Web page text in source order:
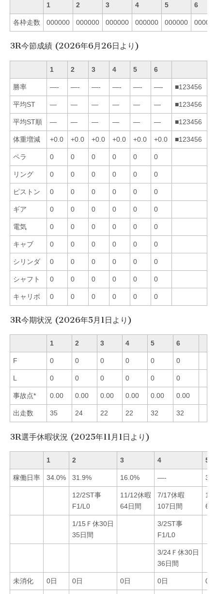
1 2 3 4 5 6
各枠走数 000000 000000 000000 000000 000000 000000
3R今節成績 (2026年6月26日より)
1 2 3 4 5 6
勝率 —- —- —- —- —- —- ■123456
平均ST — — — — — — ■123456
平均ST順 — — — — — — ■123456
体重増減 +0.0 +0.0 +0.0 +0.0 +0.0 +0.0 ■123456
ペラ 0 0 0 0 0 0
リング 0 0 0 0 0 0
ピストン 0 0 0 0 0 0
ギア 0 0 0 0 0 0
電気 0 0 0 0 0 0
キャブ 0 0 0 0 0 0
シリンダ 0 0 0 0 0 0
シャフト 0 0 0 0 0 0
キャリボ 0 0 0 0 0 0
3R今期状況 (2026年5月1日より)
1 2 3 4 5 6
F 0 0 0 0 0 0
L 0 0 0 0 0 0
事故点* 0.00 0.00 0.00 0.00 0.00 0.00
出走数 35 24 22 22 32 32
3R選手休暇状況 (2025年11月1日より)
1 2 3 4 5
稼働日率 34.0% 31.9% 16.0% —-
12/2ST事
F1/L0
11/12休暇
64日間
7/17休暇
107日間
12/
62
1/15Ｆ休30日
35日間
3/2ST事
F1/L0
3/24Ｆ休30日
36日間
未消化 0日 0日 0日 0日 0日